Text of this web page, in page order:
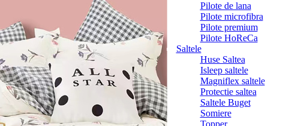
Pilote de lana
Pilote microfibra
Pilote premium
Pilote HoReCa
Saltele
Huse Saltea
Isleep saltele
Magniflex saltele
Protectie saltea
Saltele Buget
Somiere
Topper